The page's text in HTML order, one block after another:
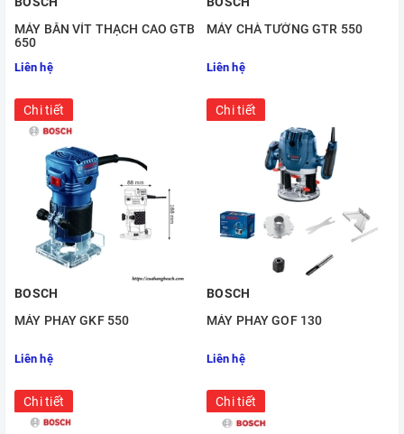
MÁY BẮN VÍT THẠCH CAO GTB
650
Liên hệ
Chi tiết
MÁY CHÀ TƯỜNG GTR 550
Liên hệ
Chi tiết
BOSCH
MÁY PHAY GKF 550
Liên hệ
Chi tiết
BOSCH
MÁY PHAY GOF 130
Liên hệ
Chi tiết